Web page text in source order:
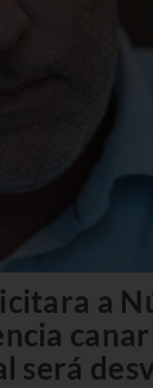
a
será